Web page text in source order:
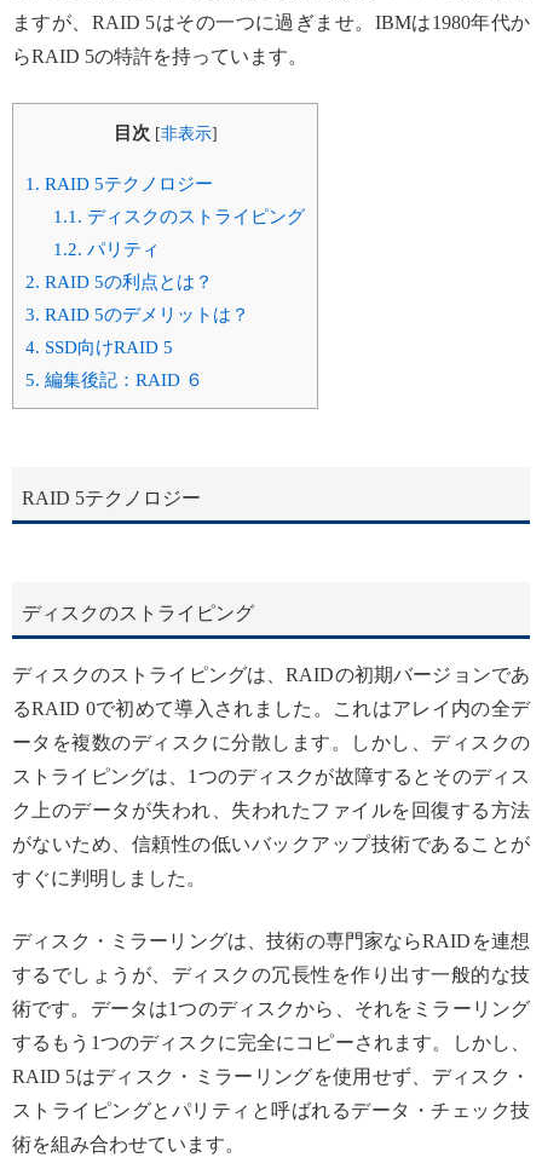
ますが、RAID 5はその一つに過ぎませ。IBMは1980年代か
らRAID 5の特許を持っています。
目次 [非表示]
1. RAID 5テクノロジー
1.1. ディスクのストライピング
1.2. パリティ
2. RAID 5の利点とは？
3. RAID 5のデメリットは？
4. SSD向けRAID 5
5. 編集後記：RAID ６
RAID 5テクノロジー
ディスクのストライピング
ディスクのストライピングは、RAIDの初期バージョンであ
るRAID 0で初めて導入されました。これはアレイ内の全デ
ータを複数のディスクに分散します。しかし、ディスクの
ストライピングは、1つのディスクが故障するとそのディス
ク上のデータが失われ、失われたファイルを回復する方法
がないため、信頼性の低いバックアップ技術であることが
すぐに判明しました。
ディスク・ミラーリングは、技術の専門家ならRAIDを連想
するでしょうが、ディスクの冗長性を作り出す一般的な技
術です。データは1つのディスクから、それをミラーリング
するもう1つのディスクに完全にコピーされます。しかし、
RAID 5はディスク・ミラーリングを使用せず、ディスク・
ストライピングとパリティと呼ばれるデータ・チェック技
術を組み合わせています。